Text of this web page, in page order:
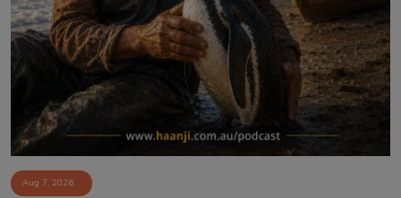
Aug 7, 2026